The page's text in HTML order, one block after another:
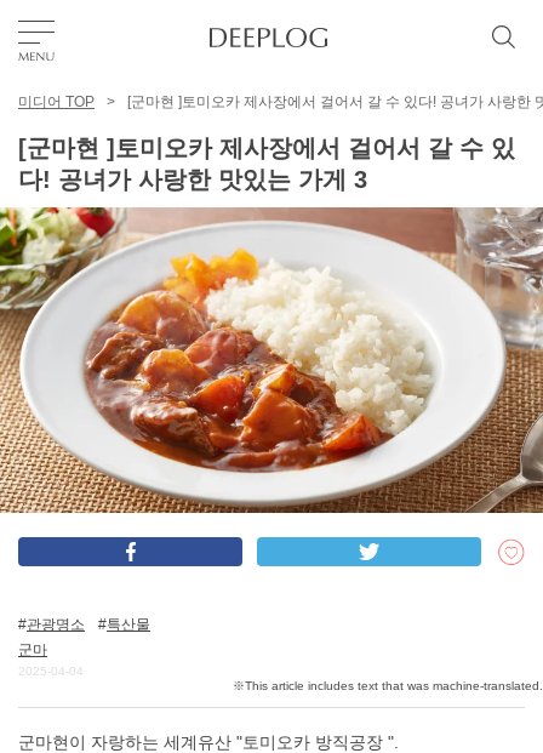
TOP
에리어
카테고리
한국어
USD
DEEPLOG란
개인 정보보호
문의
회사개요
미디어 TOP [군마현 ]토미오카 제사장에서 걸어서 갈 수 있다! 공녀가 사랑한
[군마현 ]토미오카 제사장에서 걸어서 갈 수 있
다! 공녀가 사랑한 맛있는 가게 3
관광명소
특산물
군마
2025-04-04
군마현이 자랑하는 세계유산 "토미오카 방직공장 ".